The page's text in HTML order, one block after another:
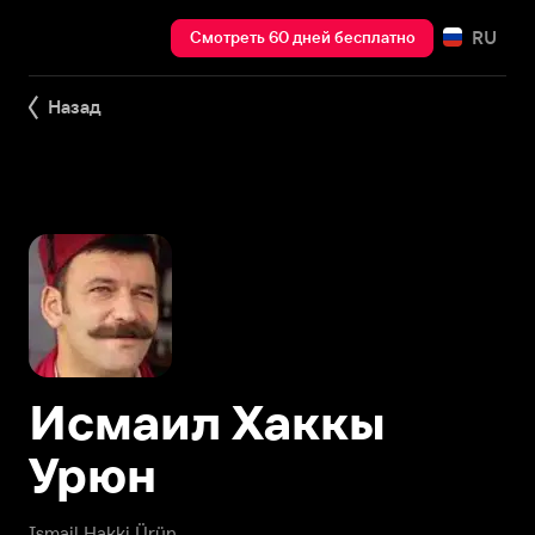
Смотреть 60 дней бесплатно RU
Назад
Исмаил Хаккы
Урюн